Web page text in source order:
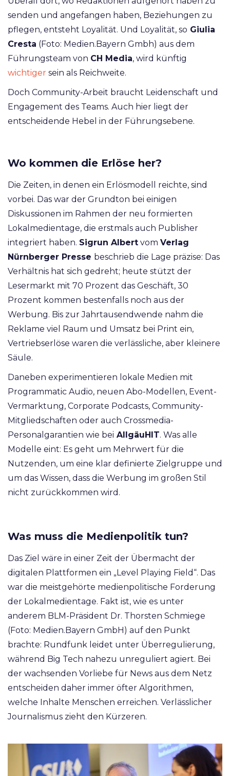
senden und angefangen haben, Beziehungen zu
pflegen, entsteht Loyalität. Und Loyalität, so Giulia
Cresta (Foto: Medien.Bayern Gmbh) aus dem
Führungsteam von CH Media, wird künftig
wichtiger sein als Reichweite.
Doch Community-Arbeit braucht Leidenschaft und
Engagement des Teams. Auch hier liegt der
entscheidende Hebel in der Führungsebene.
Wo kommen die Erlöse her?
Die Zeiten, in denen ein Erlösmodell reichte, sind
vorbei. Das war der Grundton bei einigen
Diskussionen im Rahmen der neu formierten
Lokalmedientage, die erstmals auch Publisher
integriert haben. Sigrun Albert vom Verlag
Nürnberger Presse beschrieb die Lage präzise: Das
Verhältnis hat sich gedreht; heute stützt der
Lesermarkt mit 70 Prozent das Geschäft, 30
Prozent kommen bestenfalls noch aus der
Werbung. Bis zur Jahrtausendwende nahm die
Reklame viel Raum und Umsatz bei Print ein,
Vertriebserlöse waren die verlässliche, aber kleinere
Säule.
Daneben experimentieren lokale Medien mit
Programmatic Audio, neuen Abo-Modellen, Event-
Vermarktung, Corporate Podcasts, Community-
Mitgliedschaften oder auch Crossmedia-
Personalgarantien wie bei AllgäuHIT. Was alle
Modelle eint: Es geht um Mehrwert für die
Nutzenden, um eine klar definierte Zielgruppe und
um das Wissen, dass die Werbung im großen Stil
nicht zurückkommen wird.
Was muss die Medienpolitik tun?
Das Ziel wäre in einer Zeit der Übermacht der
digitalen Plattformen ein „Level Playing Field“. Das
war die meistgehörte medienpolitische Forderung
der Lokalmedientage. Fakt ist, wie es unter
anderem BLM-Präsident Dr. Thorsten Schmiege
(Foto: Medien.Bayern GmbH) auf den Punkt
brachte: Rundfunk leidet unter Überregulierung,
während Big Tech nahezu unreguliert agiert. Bei
der wachsenden Vorliebe für News aus dem Netz
entscheiden daher immer öfter Algorithmen,
welche Inhalte Menschen erreichen. Verlässlicher
Journalismus zieht den Kürzeren.